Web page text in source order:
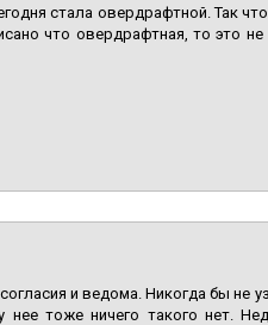
стала овердрафтной. Так
что овердрафтная, то это
и ведома. Никогда бы не
тоже ничего такого нет.